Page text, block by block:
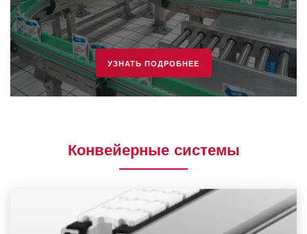
УЗНАТЬ ПОДРОБНЕЕ
Конвейерные системы